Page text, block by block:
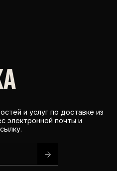
и услуг по доставке из
электронной почты и